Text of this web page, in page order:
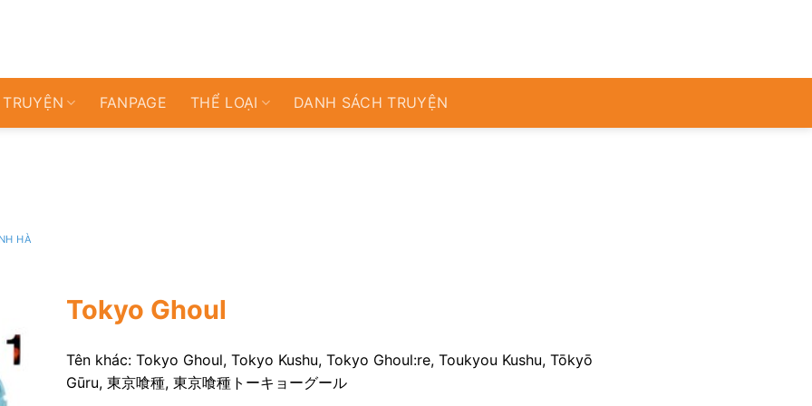
FANPAGE THỂ LOẠI DANH SÁCH TRUYỆN
HÀ
Tokyo Ghoul
Tên khác: Tokyo Ghoul, Tokyo Kushu, Tokyo Ghoul:re, Toukyou Kushu, Tōkyō
Gūru, 東京喰種, 東京喰種トーキョーグール